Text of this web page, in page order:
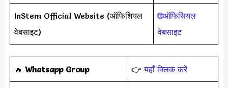
InStem Official Website (ऑफिशियल
वेबसाइट)
🌐ऑफिसियल
वेबसाइट
‎️‍🔥 Whatsapp Group 👉यहाँ क्लिक करें